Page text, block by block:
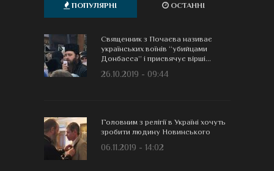
ПОПУЛЯРНІ ОСТАННІ
Священник з Почаєва називає
українських воїнів “убийцами
Донбасса” і присвячує вірші...
26.10.2019 - 09:44
Головним з релігії в Україні хочуть
зробити людину Новинського
06.11.2019 - 14:02